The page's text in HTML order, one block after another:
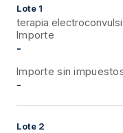
Lote 1
terapia
Importe
-
Importe sin
-
Lote 2